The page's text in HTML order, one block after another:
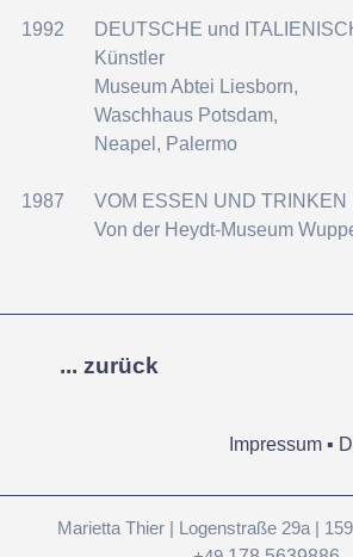
1992
1987
DEUTSCHE und
Künstler
Museum Abtei Liesborn,
Waschhaus Potsdam,
Neapel, Palermo
VOM ESSEN UND TRINKEN
Von der Heydt-Museum
... zurück
Impressum ▪
Marietta Thier | Logenstraße 29a |